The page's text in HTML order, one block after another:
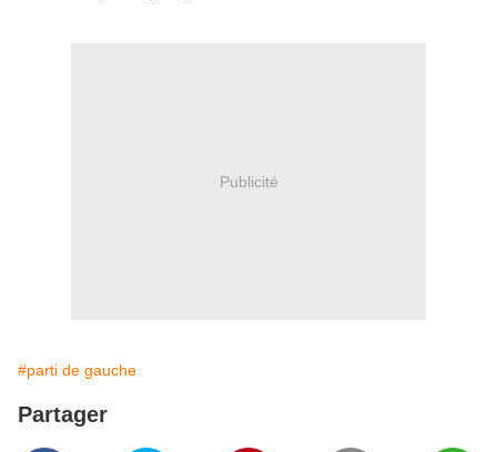
Publicité
#parti de gauche
Partager